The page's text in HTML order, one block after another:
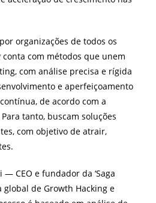
organizações de todos os
conta com métodos que unem
com análise precisa e rígida
e aperfeiçoamento
de acordo com a
tanto, buscam soluções
com objetivo de atrair,
CEO e fundador da ‘Saga
de Growth Hacking e